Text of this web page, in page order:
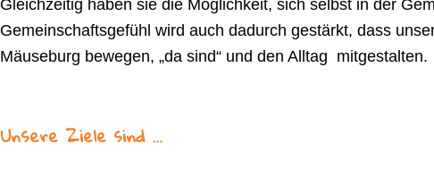
Gleichzeitig haben sie die Möglichkeit, sich selbst in der
Gemeinschaftsgefühl wird auch dadurch gestärkt, dass
Mäuseburg bewegen, „da sind“ und den Alltag mitgestalten.
Unsere Ziele sind …